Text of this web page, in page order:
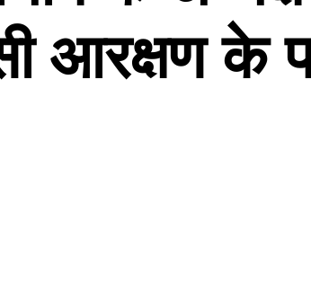
आरक्षण के